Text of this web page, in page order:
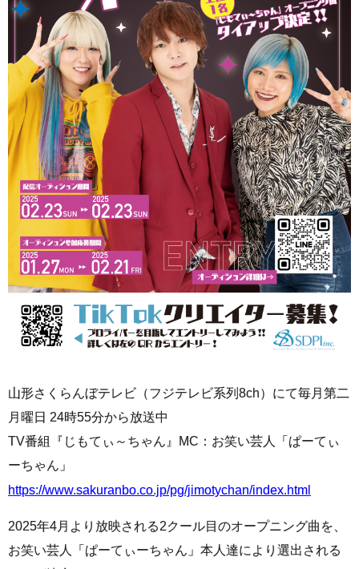
山形さくらんぼテレビ（フジテレビ系列8ch）にて毎月第二
月曜日 24時55分から放送中
TV番組『じもてぃ～ちゃん』MC：お笑い芸人「ぱーてぃ
ーちゃん」
https://www.sakuranbo.co.jp/pg/jimotychan/index.html
2025年4月より放映される2クール目のオープニング曲を、
お笑い芸人「ぱーてぃーちゃん」本人達により選出される